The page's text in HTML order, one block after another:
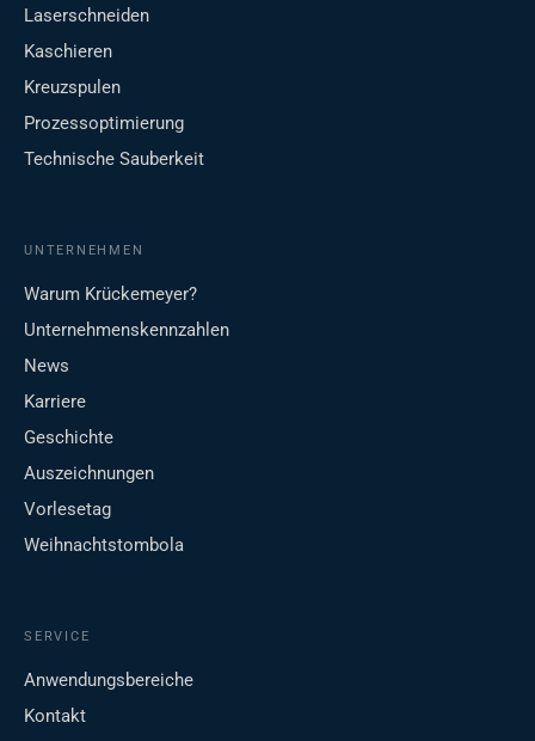
Laserschneiden
Kaschieren
Kreuzspulen
Prozessoptimierung
Technische Sauberkeit
UNTERNEHMEN
Warum Krückemeyer?
Unternehmenskennzahlen
News
Karriere
Geschichte
Auszeichnungen
Vorlesetag
Weihnachtstombola
SERVICE
Anwendungsbereiche
Kontakt